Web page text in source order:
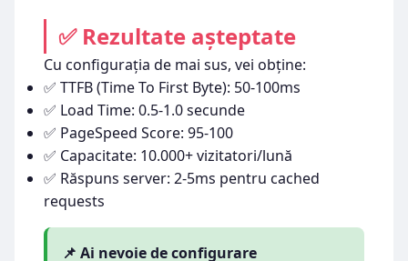
✅ Rezultate așteptate
Cu configurația de mai sus, vei obține:
✅ TTFB (Time To First Byte): 50-100ms
✅ Load Time: 0.5-1.0 secunde
✅ PageSpeed Score: 95-100
✅ Capacitate: 10.000+ vizitatori/lună
✅ Răspuns server: 2-5ms pentru cached
requests
📌 Ai nevoie de configurare